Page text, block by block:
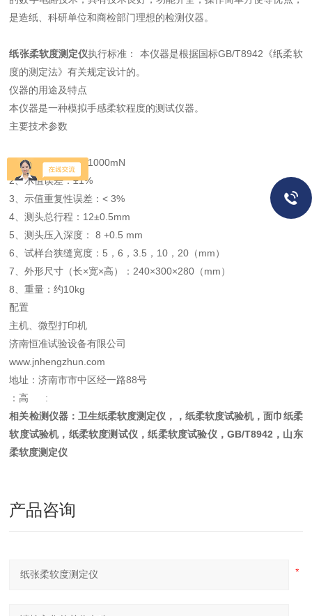
是造纸、科研单位和商检部门理想的检测仪器。
纸张柔软度测定仪执行标准： 本仪器是根据国标GB/T8942《纸柔软
度的测定法》有关规定设计的。
仪器的用途及特点
本仪器是一种模拟手感柔软程度的测试仪器。
主要技术参数
1、测量范围：10-1000mN
2、示值误差：±1%
3、示值重复性误差：< 3%
4、测头总行程：12±0.5mm
5、测头压入深度： 8 +0.5 mm
6、试样台狭缝宽度：5，6，3.5，10，20（mm）
7、外形尺寸（长×宽×高）：240×300×280（mm）
8、重量：约10kg
配置
主机、微型打印机
济南恒准试验设备有限公司
www.jnhengzhun.com
地址：济南市市中区经一路88号
：高 :
相关检测仪器：卫生纸柔软度测定仪，，纸柔软度试验机，面巾纸柔
软度试验机，纸柔软度测试仪，纸柔软度试验仪，GB/T8942，山东
柔软度测定仪
产品咨询